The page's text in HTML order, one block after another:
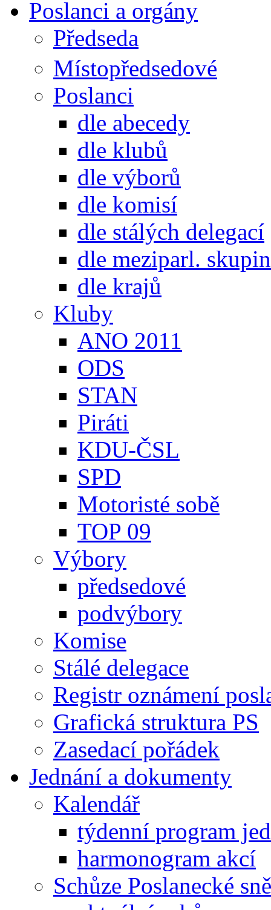
Poslanci a orgány
Předseda
Místopředsedové
Poslanci
dle abecedy
dle klubů
dle výborů
dle komisí
dle stálých delegací
dle meziparl. skupin
dle krajů
Kluby
ANO 2011
ODS
STAN
Piráti
KDU-ČSL
SPD
Motoristé sobě
TOP 09
Výbory
předsedové
podvýbory
Komise
Stálé delegace
Registr oznámení
Grafická struktura PS
Zasedací pořádek
Jednání a dokumenty
Kalendář
týdenní program
harmonogram akcí
Schůze Poslanecké